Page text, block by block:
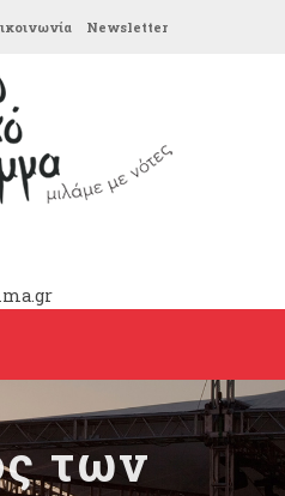
Newsletter
των